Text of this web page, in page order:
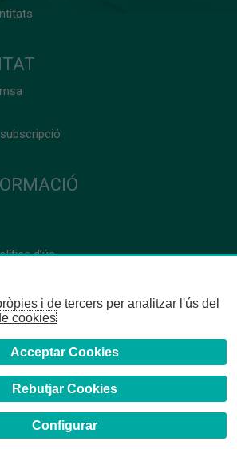
d’ús
i de tercers per analitzar l'ús del
cookies
Acceptar Cookies
Rebutjar Cookies
Configurar